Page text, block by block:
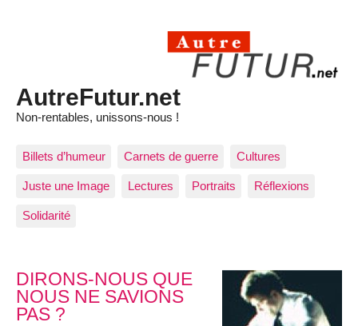
AutreFutur.net
Non-rentables, unissons-nous !
Billets d’humeur Carnets de guerre Cultures
Juste une Image Lectures Portraits Réflexions
Solidarité
Articles les plus récents
DIRONS-NOUS QUE
NOUS NE SAVIONS
PAS ?